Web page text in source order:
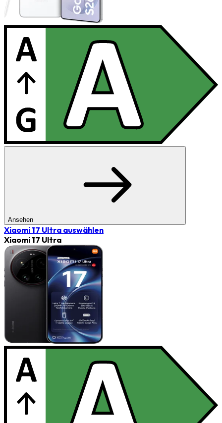
Ansehen
Xiaomi 17 Ultra auswählen
Xiaomi 17 Ultra